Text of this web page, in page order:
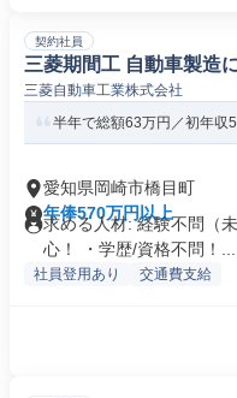
契約社員
三菱期間工 自動車製造
三菱自動車工業株式会社
半年で総額63万円／初年収
愛知県岡崎市橋目町
年俸570万円以上
求める人材: 経験不問（
心！ ・学歴/資格不問！...
社員登用あり 交通費支給